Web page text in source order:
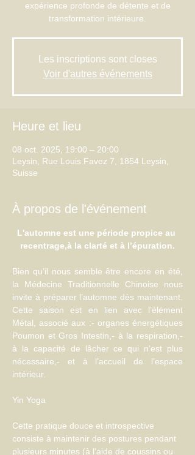
expérience profonde de détente et de
transformation intérieure.
Les inscriptions sont closes
Voir d'autres événements
Heure et lieu
08 oct. 2025, 19:00 – 20:00
Leysin, Rue Louis Favez 7, 1854 Leysin,
Suisse
À propos de l'événement
L'automne est une période propice au
recentrage,à la clarté et à l’épuration.
Bien qu’il nous semble être encore en été,
la Médecine Traditionnelle Chinoise nous
invite à préparer l’automne dès maintenant.
Cette saison est en lien avec l’élément
Métal, associé aux :- organes énergétiques
Poumon et Gros Intestin,- à la respiration,-
à la capacité de lâcher ce qui n’est plus
nécessaire,- et à l’accueil de l’espace
intérieur.
Cette pratique douce et introspective
consiste à maintenir des postures pendant
plusieurs minutes (à l'aide de coussins ou